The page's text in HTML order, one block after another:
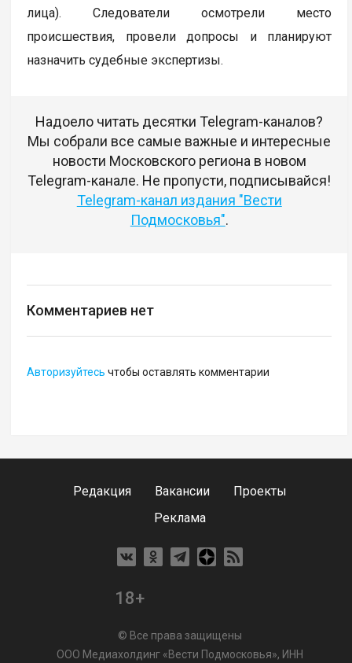
лица). Следователи осмотрели место
происшествия, провели допросы и планируют
назначить судебные экспертизы.
Надоело читать десятки Telegram-каналов?
Мы собрали все самые важные и интересные
новости Московского региона в новом
Telegram-канале. Не пропусти, подписывайся!
Telegram-канал издания "Вести
Подмосковья".
Комментариев нет
Авторизуйтесь чтобы оставлять комментарии
Редакция Вакансии
Проекты
Реклама
18+
© Все права защищены
ООО Медиахолдинг «Вести Подмосковья», ИНН